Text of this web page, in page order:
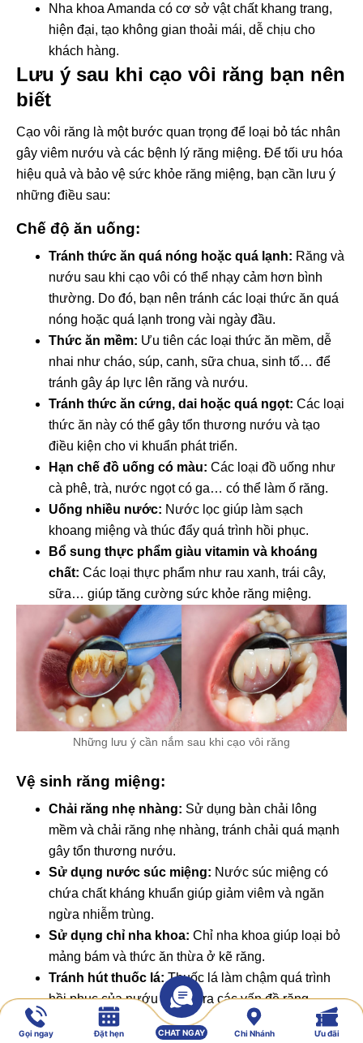
Nha khoa Amanda có cơ sở vật chất khang trang,
hiện đại, tạo không gian thoải mái, dễ chịu cho
khách hàng.
Lưu ý sau khi cạo vôi răng bạn nên
biết
Cạo vôi răng là một bước quan trọng để loại bỏ tác nhân
gây viêm nướu và các bệnh lý răng miệng. Để tối ưu hóa
hiệu quả và bảo vệ sức khỏe răng miệng, bạn cần lưu ý
những điều sau:
Chế độ ăn uống:
Tránh thức ăn quá nóng hoặc quá lạnh: Răng và
nướu sau khi cạo vôi có thể nhạy cảm hơn bình
thường. Do đó, bạn nên tránh các loại thức ăn quá
nóng hoặc quá lạnh trong vài ngày đầu.
Thức ăn mềm: Ưu tiên các loại thức ăn mềm, dễ
nhai như cháo, súp, canh, sữa chua, sinh tố… để
tránh gây áp lực lên răng và nướu.
Tránh thức ăn cứng, dai hoặc quá ngọt: Các loại
thức ăn này có thể gây tổn thương nướu và tạo
điều kiện cho vi khuẩn phát triển.
Hạn chế đồ uống có màu: Các loại đồ uống như
cà phê, trà, nước ngọt có ga… có thể làm ố răng.
Uống nhiều nước: Nước lọc giúp làm sạch
khoang miệng và thúc đẩy quá trình hồi phục.
Bổ sung thực phẩm giàu vitamin và khoáng
chất: Các loại thực phẩm như rau xanh, trái cây,
sữa… giúp tăng cường sức khỏe răng miệng.
Những lưu ý cần nắm sau khi cạo vôi răng
Vệ sinh răng miệng:
Chải răng nhẹ nhàng: Sử dụng bàn chải lông
mềm và chải răng nhẹ nhàng, tránh chải quá mạnh
gây tổn thương nướu.
Sử dụng nước súc miệng: Nước súc miệng có
chứa chất kháng khuẩn giúp giảm viêm và ngăn
ngừa nhiễm trùng.
Sử dụng chỉ nha khoa: Chỉ nha khoa giúp loại bỏ
mảng bám và thức ăn thừa ở kẽ răng.
Tránh hút thuốc lá: Thuốc lá làm chậm quá trình
hồi phục của nướu và gây ra các vấn đề răng
miệng khác.
Gọi ngay Đặt hẹn CHAT NGAY Chi Nhánh Ưu đãi